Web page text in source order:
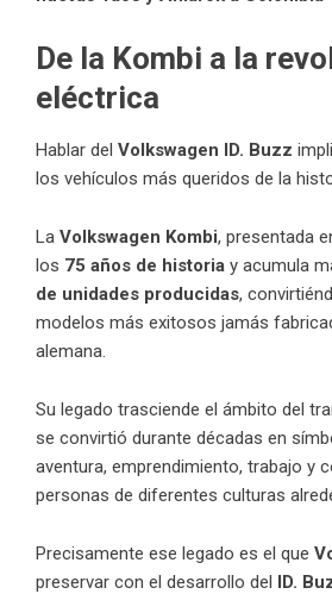
De la Kombi a la
eléctrica
Hablar del Volkswagen ID. Buzz
los vehículos más queridos de la
La Volkswagen Kombi, presentada
los 75 años de historia y acumula
de unidades producidas,
modelos más exitosos jamás
alemana.
Su legado trasciende el ámbito del
se convirtió durante décadas en
aventura, emprendimiento, trabajo y
personas de diferentes culturas
Precisamente ese legado es el que
preservar con el desarrollo del ID.